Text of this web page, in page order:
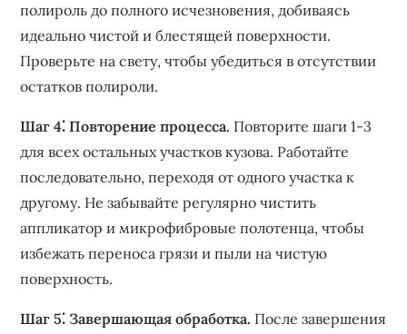
полироль до полного исчезновения‚ добиваясь
идеально чистой и блестящей поверхности.
Проверьте на свету‚ чтобы убедиться в отсутствии
остатков полироли.
Шаг 4⁚ Повторение процесса. Повторите шаги 1-3
для всех остальных участков кузова. Работайте
последовательно‚ переходя от одного участка к
другому. Не забывайте регулярно чистить
аппликатор и микрофибровые полотенца‚ чтобы
избежать переноса грязи и пыли на чистую
поверхность.
Шаг 5⁚ Завершающая обработка. После завершения